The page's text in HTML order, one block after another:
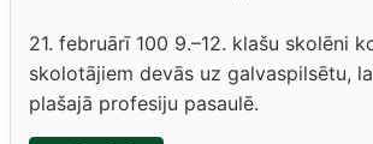
21. februārī 100 9.–12. klašu skolēni
skolotājiem devās uz galvaspilsētu,
plašajā profesiju pasaulē.